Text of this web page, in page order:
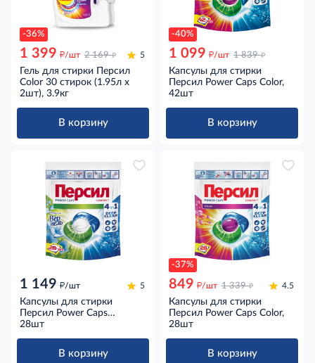
-36%
1 399 д/шт 2 169 д 5
Гель для стирки Персил
Color 30 стирок (1.95л x
2шт), 3.9кг
В корзину
-40%
1 099 д/шт 1 839 д
Капсулы для стирки
Персил Power Caps Color,
42шт
В корзину
1 149 д/шт 5
Капсулы для стирки
Персил Power Caps
Свежесть от Вернель,
28шт
В корзину
-37%
849 д/шт 1 339 д 4.5
Капсулы для стирки
Персил Power Caps Color,
28шт
В корзину